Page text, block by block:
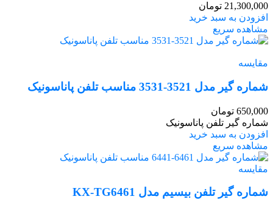
21,300,000 تومان
افزودن به سبد خرید
مشاهده سریع
مقایسه
شماره گیر مدل 3521-3531 مناسب تلفن پاناسونیک
650,000 تومان
شماره گیر تلفن پاناسونیک
افزودن به سبد خرید
مشاهده سریع
مقایسه
شماره گیر تلفن بیسیم مدل KX-TG6461